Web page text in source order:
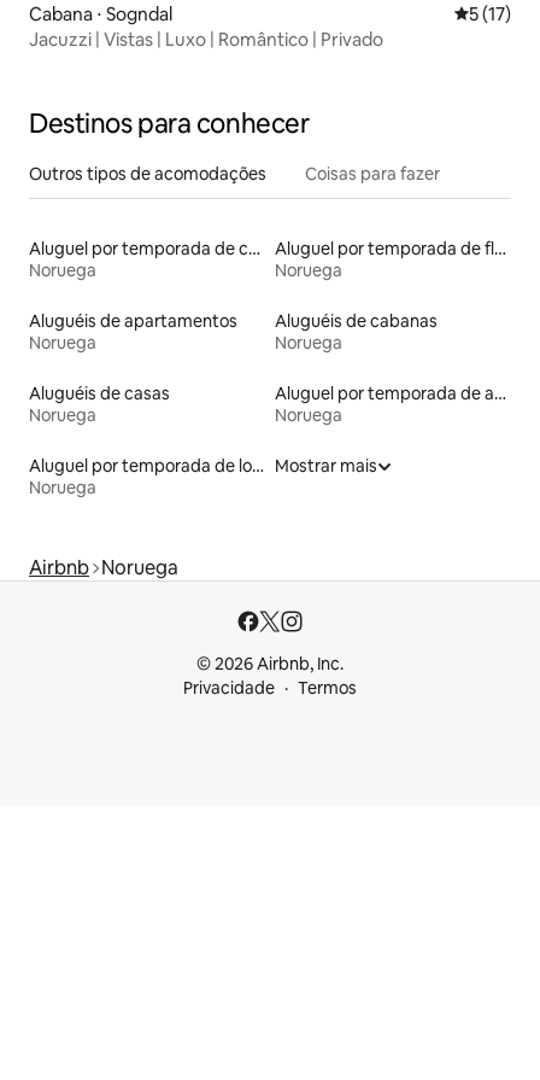
Cabana ⋅ Sogndal 5 de uma
5 (17)
Jacuzzi | Vistas | Luxo | Romântico | Privado
Destinos para conhecer
Outros tipos de acomodações Coisas para fazer
Aluguel por temporada de casas arredondadas
Noruega
Aluguel por temporada de flats
Noruega
Aluguéis de apartamentos
Noruega
Aluguéis de cabanas
Noruega
Aluguéis de casas
Noruega
Aluguel por temporada de apart-hotéis
Noruega
Aluguel por temporada de lofts
Noruega
Mostrar mais
Airbnb Noruega
© 2026 Airbnb, Inc.
Privacidade
Termos